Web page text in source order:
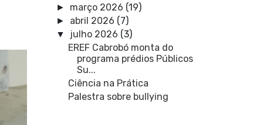
► março 2026 (19)
► abril 2026 (7)
▼ julho 2026 (3)
EREF Cabrobó monta do
programa prédios Públicos
Su...
Ciência na Prática
Palestra sobre bullying